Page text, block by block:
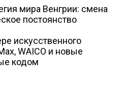
мира Венгрии: смена
постоянство
искусственного
WAICO и новые
кодом